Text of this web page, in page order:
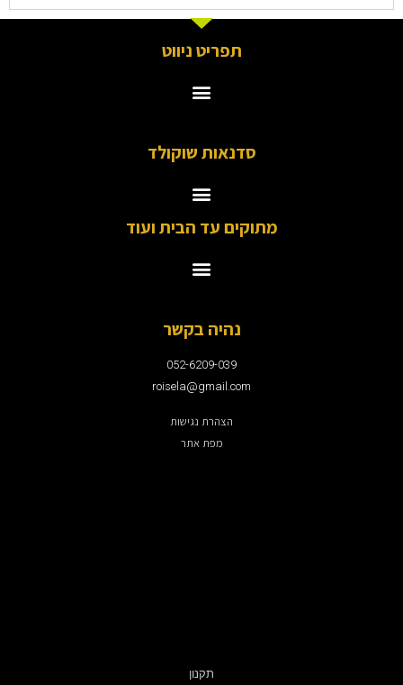
תפריט ניווט
סדנאות שוקולד
מתוקים עד הבית ועוד
נהיה בקשר
052-6209-039
roisela@gmail.com
הצהרת נגישות
מפת אתר
תקנון